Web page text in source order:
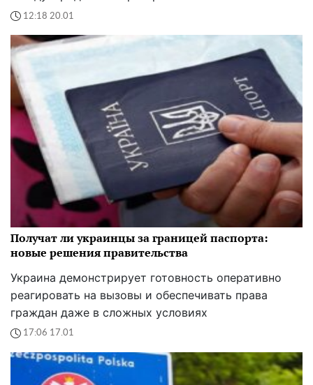
12:18 20.01
Получат ли украинцы за границей паспорта:
новые решения правительства
Украина демонстрирует готовность оперативно
реагировать на вызовы и обеспечивать права
граждан даже в сложных условиях
17:06 17.01